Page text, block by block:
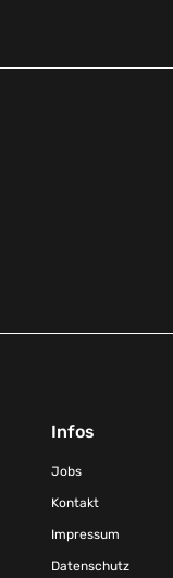
Infos
Jobs
Kontakt
Impressum
Datenschutz